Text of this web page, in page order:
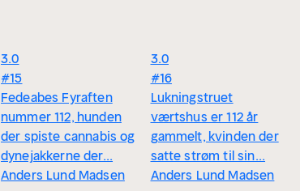
3.0
#15
Fedeabes Fyraften
nummer 112, hunden
der spiste cannabis og
dynejakkerne der...
Anders Lund Madsen
3.0
#16
Lukningstruet
værtshus er 112 år
gammelt, kvinden der
satte strøm til sin...
Anders Lund Madsen